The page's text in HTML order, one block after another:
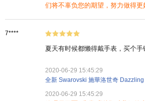
们将不辜负您的期望，努力做得更
7****
夏天有时候都懒得戴手表，买个
2020-06-29 15:45:29
2020-06-29 15:45:29